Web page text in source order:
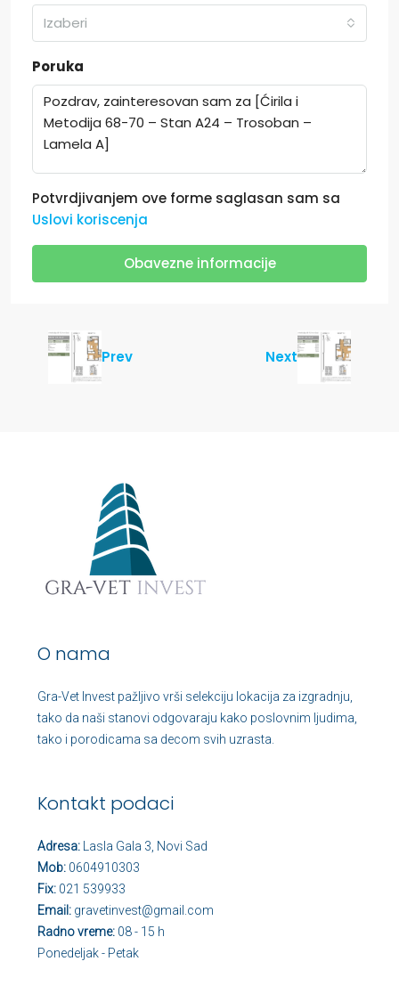
Izaberi
Poruka
Potvrdjivanjem ove forme saglasan sam sa
Uslovi koriscenja
Obavezne informacije
Prev Next
O nama
Gra-Vet Invest pažljivo vrši selekciju lokacija za izgradnju,
tako da naši stanovi odgovaraju kako poslovnim ljudima,
tako i porodicama sa decom svih uzrasta.
Kontakt podaci
Adresa: Lasla Gala 3, Novi Sad
Mob: 0604910303
Fix: 021 539933
Email: gravetinvest@gmail.com
Radno vreme: 08 - 15 h
Ponedeljak - Petak